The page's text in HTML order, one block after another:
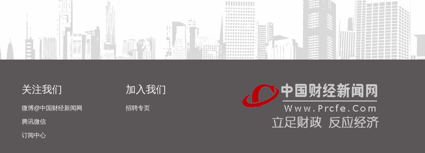
局承建的京昆高速广（元）绵（阳）段扩容工程主线
路面63.879公里顺利贯通，标志着该段主线路面贯通
过半。广绵高速扩容项目全长约124公里，是国家“十
纵十横”综合运输大通道首都放射线G5京昆高速的关
键段落，也是四川省北上出川的核心通道。
阳光电源(300274)8月8日在互动平台表示，公司目前
初步判断，FCC政策主要限制新产品认证，不影响已
获认证产品的销售，公司目前在美销售的光伏逆变
器、储能系统不受影响。
关注我们
微博@中国财经新闻网
腾讯微信
订阅中心
加入我们
招聘专页